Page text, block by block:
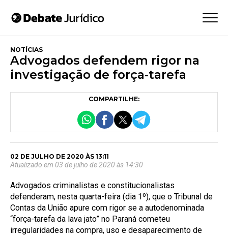
NOTÍCIAS
Advogados defendem rigor na
investigação de força-tarefa
COMPARTILHE:
02 DE JULHO DE 2020 ÀS 13:11
Atualizado em 03 de julho de 2020 às 14:30
Advogados criminalistas e constitucionalistas
defenderam, nesta quarta-feira (dia 1º), que o Tribunal de
Contas da União apure com rigor se a autodenominada
“força-tarefa da lava jato” no Paraná cometeu
irregularidades na compra, uso e desaparecimento de